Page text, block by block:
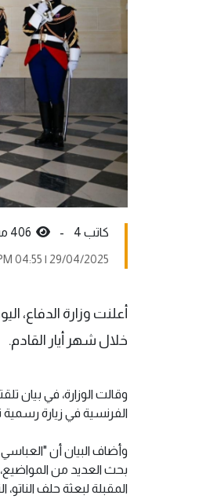
كاتب 4 -
29/04/2025 | 04:55 PM
أعلنت وزارة الدفاع،
خلال شهر أيار القادم.
وقالت الوزارة، في بيان
الفرنسية في زيارة رسمية
وأضاف البيان أن
بحث العديد من المواضيع،
المقبلة لبعثة حلف